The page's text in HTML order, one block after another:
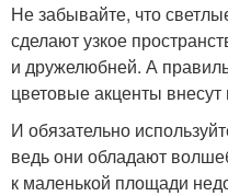
Не забывайте, что
сделают узкое
и дружелюбней. А
цветовые акценты внесут
И обязательно
ведь они обладают
к маленькой площади